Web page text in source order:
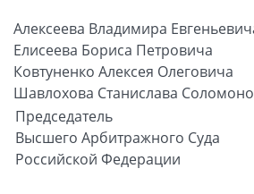
Алексеева Владимира
Елисеева Бориса Петровича
Ковтуненко Алексея Олеговича
Шавлохова Станислава
Председатель
Высшего Арбитражного Суда
Российской Федерации